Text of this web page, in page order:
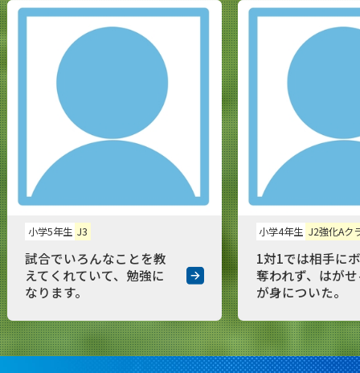
小学5年生 J3
試合でいろんなことを教
えてくれていて、勉強に
なります。
小学4年生 J2強化Aク
1対1では相手に
奪われず、はが
が身についた。